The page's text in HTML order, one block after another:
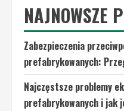
NAJNOWSZE
Zabezpieczenia
prefabrykowanych:
Najczęstsze problemy
prefabrykowanych i jak